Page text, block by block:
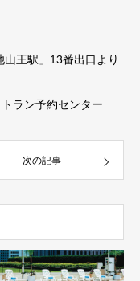
王駅」13番出口より
ラン予約センター
次の記事